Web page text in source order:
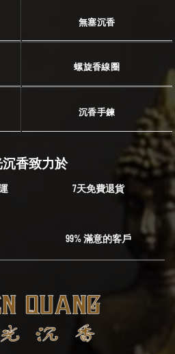
無塞沉香
螺旋香線圈
沉香手鍊
沉香致力於
7天免費退貨
99% 滿意的客戶